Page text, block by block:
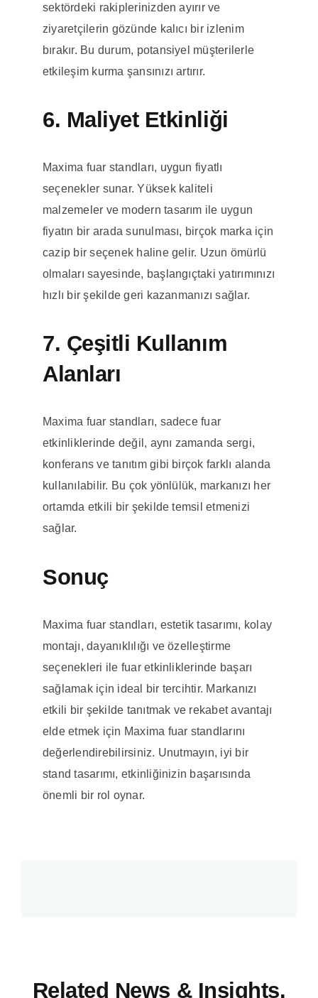
sektördeki rakiplerinizden ayırır ve
ziyaretçilerin gözünde kalıcı bir izlenim
bırakır. Bu durum, potansiyel müşterilerle
etkileşim kurma şansınızı artırır.
6. Maliyet Etkinliği
Maxima fuar standları, uygun fiyatlı
seçenekler sunar. Yüksek kaliteli
malzemeler ve modern tasarım ile uygun
fiyatın bir arada sunulması, birçok marka için
cazip bir seçenek haline gelir. Uzun ömürlü
olmaları sayesinde, başlangıçtaki yatırımınızı
hızlı bir şekilde geri kazanmanızı sağlar.
7. Çeşitli Kullanım
Alanları
Maxima fuar standları, sadece fuar
etkinliklerinde değil, aynı zamanda sergi,
konferans ve tanıtım gibi birçok farklı alanda
kullanılabilir. Bu çok yönlülük, markanızı her
ortamda etkili bir şekilde temsil etmenizi
sağlar.
Sonuç
Maxima fuar standları, estetik tasarımı, kolay
montajı, dayanıklılığı ve özelleştirme
seçenekleri ile fuar etkinliklerinde başarı
sağlamak için ideal bir tercihtir. Markanızı
etkili bir şekilde tanıtmak ve rekabet avantajı
elde etmek için Maxima fuar standlarını
değerlendirebilirsiniz. Unutmayın, iyi bir
stand tasarımı, etkinliğinizin başarısında
önemli bir rol oynar.
Related News & Insights.